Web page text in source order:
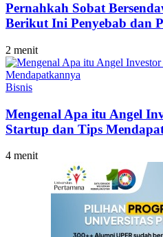
Pernahkah Sobat
Berikut Ini Penyebab dan
2 menit
Bisnis
Mengenal Apa itu Angel
Startup dan Tips
4 menit